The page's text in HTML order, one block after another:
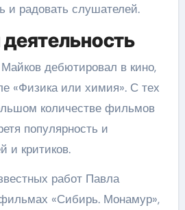
и радовать слушателей.
дебютировал в кино,
«Физика или химия». С тех
количестве фильмов
популярность и
и критиков.
работ Павла
«Сибирь. Монамур»,